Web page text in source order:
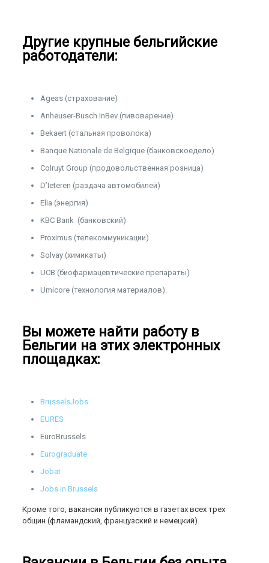
Другие крупные бельгийские
работодатели:
Ageas (страхование)
Anheuser-Busch InBev (пивоварение)
Bekaert (стальная проволока)
Banque Nationale de Belgique (банковскоедело)
Colruyt Group (продовольственная розница)
D’Ieteren (раздача автомобилей)
​​Elia (энергия)
KBC Bank (банковский)
Proximus (телекоммуникации)
Solvay (химикаты)
UCB (биофармацевтические препараты)
Umicore (технология материалов).
Вы можете найти работу в
Бельгии на этих электронных
площадках:
BrusselsJobs
EURES
EuroBrussels
Eurograduate
Jobat
Jobs in Brussels
Кроме того, вакансии публикуются в газетах всех трех
общин (фламандский, французский и немецкий).